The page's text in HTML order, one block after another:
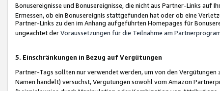
Bonusereignisse und Bonusereignisse, die nicht aus Partner-Links auf
Ermessen, ob ein Bonusereignis stattgefunden hat oder ob eine
Partner-Links zu den im Anhang aufgeführten Homepages für
ungeachtet derVoraussetzungen für die Teilnahme am
5. Einschränkungen in Bezug auf Vergütungen
Partner-Tags sollten nur verwendet werden, um von den
Namen handelt) versuchst, Vergütungen sowohl vom Amazon